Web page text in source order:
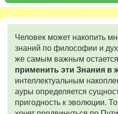
Человек может накопить
знаний по философии и
же самым важным остается
применить эти Знания в
интеллектуальным
ауры определяется
пригодность к эволюции.